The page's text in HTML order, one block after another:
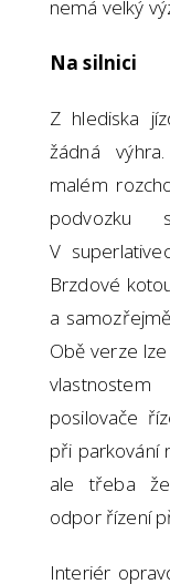
nemá velký
Na silnici
Z hlediska
žádná
malém
podvozku
V
Brzdové
a
Obě verze
posilovače
při parkování
ale třeba
odpor řízení
Interiér